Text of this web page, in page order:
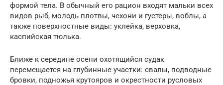
формой тела. В обычный его рацион входят мальки всех
видов рыб, молодь плотвы, чехони и густеры, воблы, а
также поверхностные виды: уклейка, верховка,
каспийская тюлька.
Ближе к середине осени охотящийся судак
перемещается на глубинные участки: свалы, подводные
бровки, подножья крутояров и окрестности русловых